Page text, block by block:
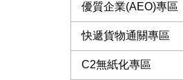
優質企業(AEO)專區
快遞貨物通關專區
C2無紙化專區